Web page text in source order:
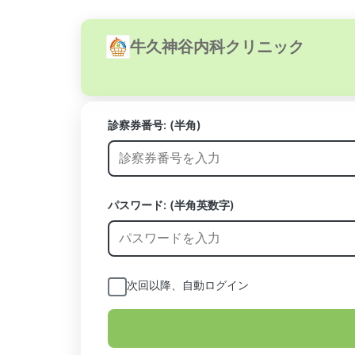
牛久神谷内科クリニック
診察券番号: (半角)
パスワード: (半角英数字)
次回以降、自動ログイン